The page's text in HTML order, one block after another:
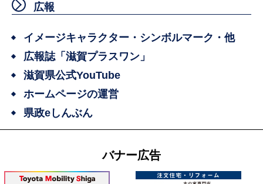
広報
イメージキャラクター・シンボルマーク・他
広報誌「滋賀プラスワン」
滋賀県公式YouTube
ホームページの運営
県政eしんぶん
バナー広告